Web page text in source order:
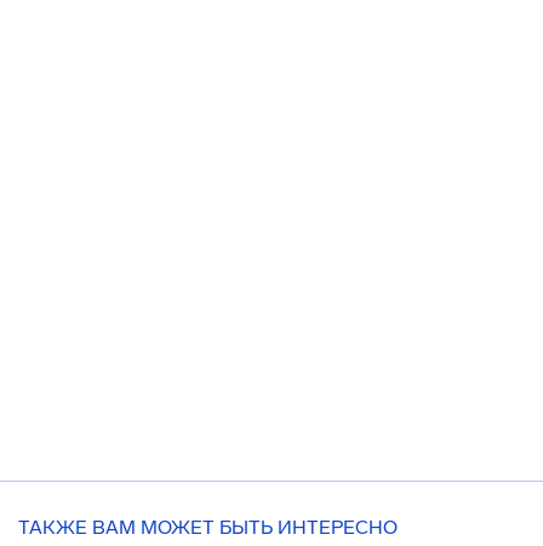
ТАКЖЕ ВАМ МОЖЕТ БЫТЬ ИНТЕРЕСНО